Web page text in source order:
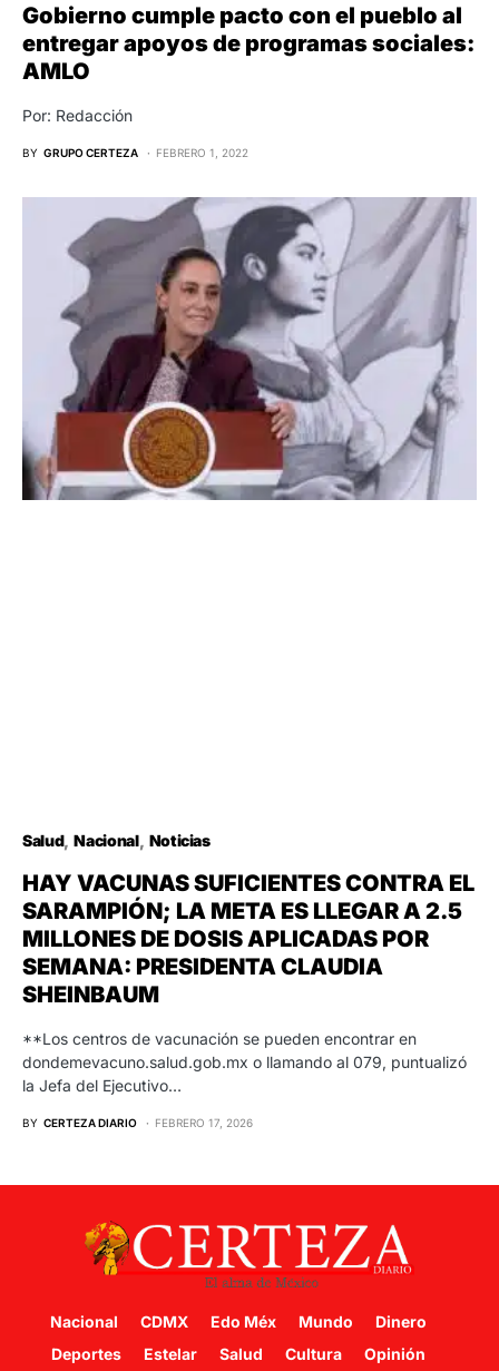
Gobierno cumple pacto con el pueblo al
entregar apoyos de programas sociales:
AMLO
Por: Redacción
BY GRUPO CERTEZA FEBRERO 1, 2022
Salud Nacional Noticias
HAY VACUNAS SUFICIENTES CONTRA EL
SARAMPIÓN; LA META ES LLEGAR A 2.5
MILLONES DE DOSIS APLICADAS POR
SEMANA: PRESIDENTA CLAUDIA
SHEINBAUM
**Los centros de vacunación se pueden encontrar en
dondemevacuno.salud.gob.mx o llamando al 079, puntualizó
la Jefa del Ejecutivo…
BY CERTEZA DIARIO FEBRERO 17, 2026
Nacional CDMX Edo Méx Mundo
Dinero
Deportes
Estelar Salud Cultura Opinión